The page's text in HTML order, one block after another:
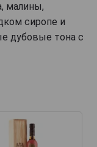
малины,
сиропе и
дубовые тона с